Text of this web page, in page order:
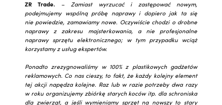
ZR Trade. – Zamiast wyrzucać i zastępować nowym,
podejmujemy wspólną próbę naprawy i dopiero jak ta się
nie powiedzie, zamawiamy nowe. Oczywiście chodzi o drobne
naprawy z zakresu majsterkowania, a nie profesjonalne
naprawy sprzętu elektronicznego; w tym przypadku wciąż
korzystamy z usług ekspertów.
Ponadto zrezygnowaliśmy w 100% z plastikowych gadżetów
reklamowych. Co nas cieszy, to fakt, że każdy kolejny element
tej akcji napędza kolejne. Raz lub w razie potrzeby dwa razy
w roku organizujemy zbiórkę starych koców itp. dla schroniska
dla zwierząt, a jeśli wymieniamy sprzęt na nowszy to stary